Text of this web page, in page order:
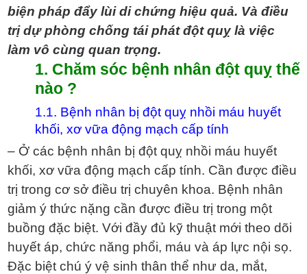
biện pháp đẩy lùi di chứng hiệu quả. Và điều
trị dự phòng chống tái phát đột quỵ là việc
làm vô cùng quan trọng.
1. Chăm sóc bệnh nhân đột quỵthế
nào ?
1.1. Bệnh nhân bị đột quỵ nhồi máu huyết
khối, xơ vữa động mạch cấp tính
– Ở các bệnh nhân bị đột quỵ nhồi máu huyết
khối, xơ vữa động mạch cấp tính. Cần được điều
trị trong cơ sở điều trị chuyên khoa. Bệnh nhân
giảm ý thức nặng cần được điều trị trong một
buồng đặc biệt. Với đầy đủ kỹ thuật mới theo dõi
huyết áp, chức năng phổi, máu và áp lực nội sọ.
Đặc biệt chú ý vệ sinh thân thể như da, mắt,